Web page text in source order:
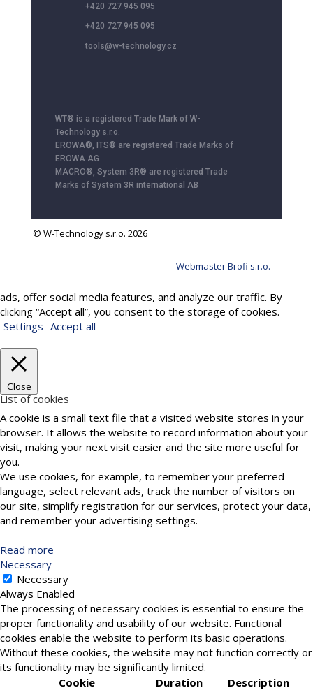
+420 727 945 095
+420 727 945 095
tools@w-technology.cz
WT® is a registered Trade Mark of W-
Technology s.r.o.
EROWA®, ITS® are registered Trade Marks of
EROWA AG
MACRO®, System 3R® are registered Trade
Marks of System 3R international AB
© W-Technology s.r.o. 2026
Webmaster Brofi s.r.o.
ads, offer social media features, and analyze our traffic. By
clicking “Accept all”, you consent to the storage of cookies.
Settings Accept all
Close
List of cookies
A cookie is a small text file that a visited website stores in your
browser. It allows the website to record information about your
visit, making your next visit easier and the site more useful for
you.
We use cookies, for example, to remember your preferred
language, select relevant ads, track the number of visitors on
our site, simplify registration for our services, protect your data,
and remember your advertising settings.
Read more
Necessary
Necessary
Always Enabled
The processing of necessary cookies is essential to ensure the
proper functionality and usability of our website. Functional
cookies enable the website to perform its basic operations.
Without these cookies, the website may not function correctly or
its functionality may be significantly limited.
Cookie
Duration Description